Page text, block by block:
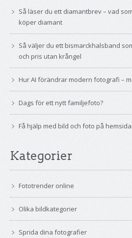
Så läser du ett diamantbrev – vad
köper diamant
Så väljer du ett bismarckhalsband
och pris utan krångel
Hur AI förändrar modern fotografi –
Dags för ett nytt familjefoto?
Få hjälp med bild och foto på
Kategorier
Fototrender online
Olika bildkategorier
Sprida dina fotografier